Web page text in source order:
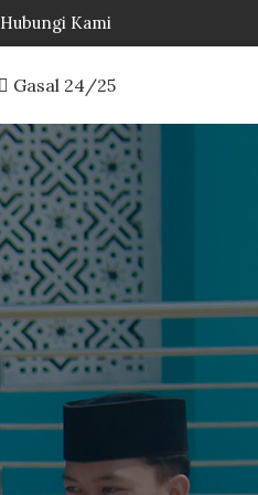
Hubungi Kami
Gasal 24/25